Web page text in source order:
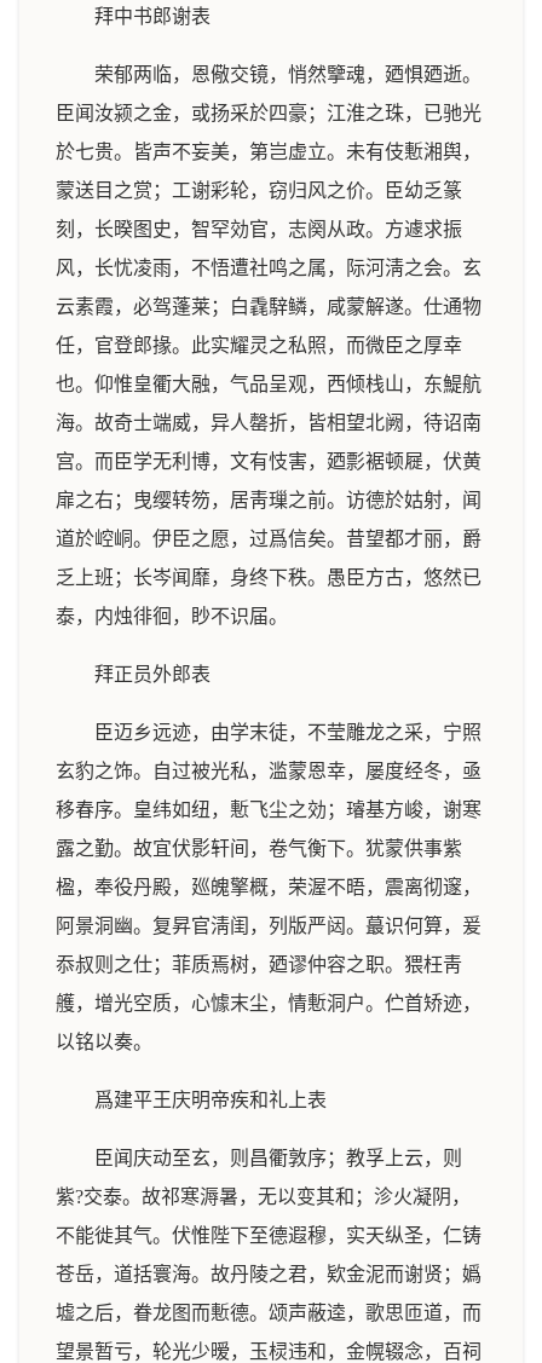
拜中书郎谢表
荣郁两临，恩儆交镜，悄然擥魂，廼惧廼逝。
臣闻汝颍之金，或扬采於四豪；江淮之珠，已驰光
於七贵。皆声不妄美，第岂虚立。未有伎慙湘舆，
蒙送目之赏；工谢彩轮，窃归风之价。臣幼乏篆
刻，长暌图史，智罕効官，志阕从政。方遽求振
风，长忧凌雨，不悟遭社鸣之属，际河淸之会。玄
云素霞，必驾蓬莱；白毳騂鳞，咸蒙解遂。仕通物
任，官登郎掾。此实耀灵之私照，而微臣之厚幸
也。仰惟皇衢大融，气品呈观，西倾栈山，东鯷航
海。故奇士端威，异人罄折，皆相望北阙，待诏南
宫。而臣学无利博，文有忮害，廼彯裾顿屣，伏黄
扉之右；曳缨转笏，居靑璅之前。访德於姑射，闻
道於崆峒。伊臣之愿，过爲信矣。昔望都才丽，爵
乏上班；长岑闻靡，身终下秩。愚臣方古，悠然已
泰，内烛徘徊，眇不识届。
拜正员外郎表
臣迈乡远迹，由学末徒，不莹雕龙之采，宁照
玄豹之饰。自过被光私，滥蒙恩幸，屡度经冬，亟
移春序。皇纬如纽，慙飞尘之効；璿基方峻，谢寒
露之勤。故宜伏影轩间，卷气衡下。犹蒙供事紫
楹，奉役丹殿，廵魄擎概，荣渥不晤，震离彻邃，
阿景洞幽。复昇官淸闺，列版严闼。蕞识何算，爰
忝叔则之仕；菲质焉树，廼谬仲容之职。猥枉靑
艧，增光空质，心懅末尘，情慙洞户。伫首矫迹，
以铭以奏。
爲建平王庆明帝疾和礼上表
臣闻庆动至玄，则昌衢敦序；教孚上云，则
紫?交泰。故祁寒溽暑，无以变其和；沴火凝阴，
不能徙其气。伏惟陛下至德遐穆，实天纵圣，仁铸
苍岳，道括寰海。故丹陵之君，欵金泥而谢贤；嬀
墟之后，眷龙图而慙德。颂声蔽逵，歌思匝道，而
望景暂亏，轮光少暧，玉棂违和，金幌辍念，百祠